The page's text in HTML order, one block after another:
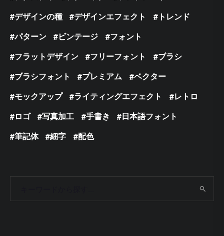
デザインの種
デザインエフェクト
トレンド
パターン
ビンテージ
フォント
フラットデザイン
フリーフォント
ブラシ
ブラシフォント
プレミアム
ベクター
モックアップ
ライティングエフェクト
レトロ
ロゴ
写真加工 手書き
日本語フォント
筆記体
細字 配色